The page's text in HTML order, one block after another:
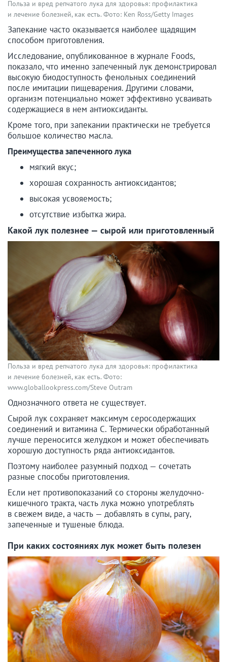
Польза и вред репчатого лука для здоровья: профилактика
и лечение болезней, как есть. Фото: Ken Ross/Getty Images
Запекание часто оказывается наиболее щадящим
способом приготовления.
Исследование, опубликованное в журнале Foods,
показало, что именно запеченный лук демонстрировал
высокую биодоступность фенольных соединений
после имитации пищеварения. Другими словами,
организм потенциально может эффективно усваивать
содержащиеся в нем антиоксиданты.
Кроме того, при запекании практически не требуется
большое количество масла.
Преимущества запеченного лука
мягкий вкус;
хорошая сохранность антиоксидантов;
высокая усвояемость;
отсутствие избытка жира.
Какой лук полезнее — сырой или приготовленный
Польза и вред репчатого лука для здоровья: профилактика
и лечение болезней, как есть. Фото:
www.globallookpress.com/Steve Outram
Однозначного ответа не существует.
Сырой лук сохраняет максимум серосодержащих
соединений и витамина С. Термически обработанный
лучше переносится желудком и может обеспечивать
хорошую доступность ряда антиоксидантов.
Поэтому наиболее разумный подход — сочетать
разные способы приготовления.
Если нет противопоказаний со стороны желудочно-
кишечного тракта, часть лука можно употреблять
в свежем виде, а часть — добавлять в супы, рагу,
запеченные и тушеные блюда.
При каких состояниях лук может быть полезен